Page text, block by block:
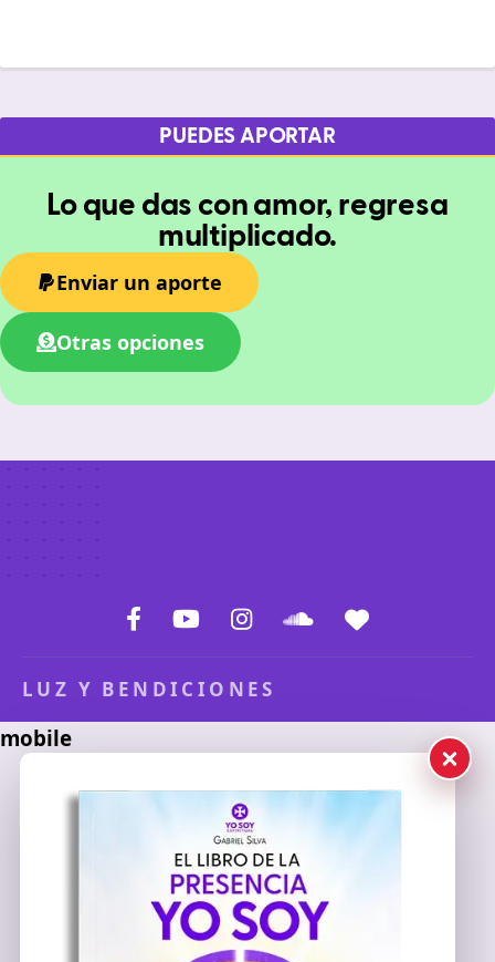
PUEDES APORTAR
Lo que das con amor, regresa
multiplicado.
Enviar un aporte
Otras opciones
LUZ Y BENDICIONES